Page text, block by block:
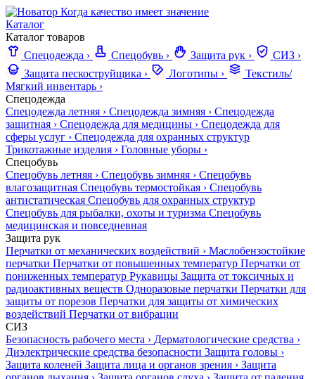
Когда качество имеет значение
Каталог
Каталог товаров
Спецодежда › Спецобувь › Защита рук › СИЗ ›
Защита пескоструйщика › Логотипы ›
Текстиль/
Мягкий инвентарь ›
Спецодежда
Спецодежда летняя › Спецодежда зимняя › Спецодежда
защитная › Спецодежда для медицины › Спецодежда для
сферы услуг › Спецодежда для охранных структур
Трикотажные изделия › Головные уборы ›
Спецобувь
Спецобувь летняя › Спецобувь зимняя › Спецобувь
влагозащитная Спецобувь термостойкая › Спецобувь
антистатическая Спецобувь для охранных структур
Спецобувь для рыбалки, охоты и туризма Спецобувь
медицинская и повседневная
Защита рук
Перчатки от механических воздействий › Маслобензостойкие
перчатки Перчатки от повышенных температур Перчатки от
пониженных температур Рукавицы Защита от токсичных и
радиоактивных веществ Одноразовые перчатки Перчатки для
защиты от порезов Перчатки для защиты от химических
воздействий Перчатки от вибрации
СИЗ
Безопасность рабочего места › Дерматологические средства ›
Диэлектрические средства безопасности Защита головы ›
Защита коленей Защита лица и органов зрения › Защита